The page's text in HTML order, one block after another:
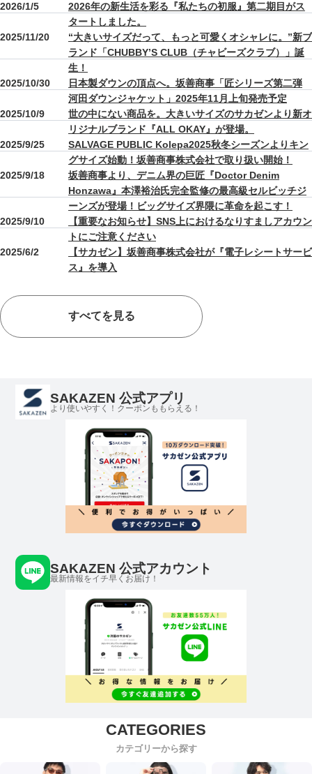
2026/1/5
2026年の新生活を彩る『私たちの初服』第二期目がス
タートしました。
2025/11/20
“大きいサイズだって、もっと可愛くオシャレに。”新ブ
ランド「CHUBBY’S CLUB（チャビーズクラブ）」誕
生！
2025/10/30
日本製ダウンの頂点へ。坂善商事「匠シリーズ第二弾
河田ダウンジャケット」2025年11月上旬発売予定
2025/10/9
世の中にない商品を。大きいサイズのサカゼンより新オ
リジナルブランド『ALL OKAY』が登場。
2025/9/25
SALVAGE PUBLIC Kolepa2025秋冬シーズンよりキン
グサイズ始動！坂善商事株式会社で取り扱い開始！
2025/9/18
坂善商事より、デニム界の巨匠『Doctor Denim
Honzawa』本澤裕治氏完全監修の最高級セルビッチジ
ーンズが登場！ビッグサイズ界隈に革命を起こす！
2025/9/10
【重要なお知らせ】SNS上におけるなりすましアカウン
トにご注意ください
2025/6/2
【サカゼン】坂善商事株式会社が『電子レシートサービ
ス』を導入
すべてを見る
SAKAZEN 公式アプリ
より使いやすく！クーポンももらえる！
SAKAZEN 公式アカウント
最新情報をイチ早くお届け！
カテゴリーから探す